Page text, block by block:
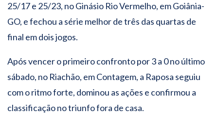
25/17 e 25/23, no Ginásio Rio Vermelho, em Goiânia-
GO, e fechou a série melhor de três das quartas de
final em dois jogos.
Após vencer o primeiro confronto por 3 a 0 no último
sábado, no Riachão, em Contagem, a Raposa seguiu
com o ritmo forte, dominou as ações e confirmou a
classificação no triunfo fora de casa.